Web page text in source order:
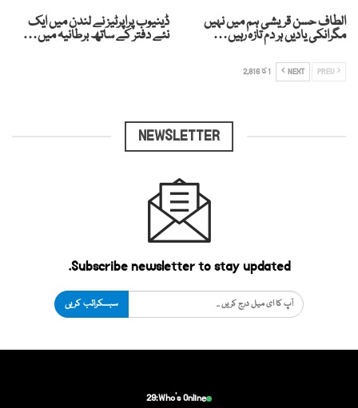
الطاف حسن قریشی ہم میں نہیں
مگرانکی یادیں ہر دم تازہ رہیں…
ڈینیوب پراپرٹیز نے لندن میں ایک
نئے دفتر کے ساتھ برطانیہ میں…
NEXT 1 کا 2,816
NEWSLETTER
Subscribe newsletter to stay updated.
سبسکرائب کریں
Who's Online:
29